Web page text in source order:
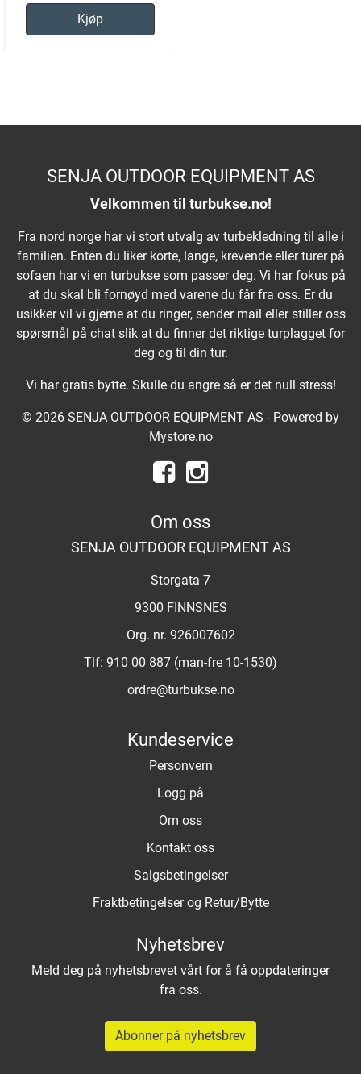
Kjøp
SENJA OUTDOOR EQUIPMENT AS
Velkommen til turbukse.no!
Fra nord norge har vi stort utvalg av turbekledning til alle i
familien. Enten du liker korte, lange, krevende eller turer på
sofaen har vi en turbukse som passer deg. Vi har fokus på
at du skal bli fornøyd med varene du får fra oss. Er du
usikker vil vi gjerne at du ringer, sender mail eller stiller oss
spørsmål på chat slik at du finner det riktige turplagget for
deg og til din tur.
Vi har gratis bytte. Skulle du angre så er det null stress!
© 2026 SENJA OUTDOOR EQUIPMENT AS - Powered by
Mystore.no
Om oss
SENJA OUTDOOR EQUIPMENT AS
Storgata 7
9300 FINNSNES
Org. nr. 926007602
Tlf: 910 00 887 (man-fre 10-1530)
ordre@turbukse.no
Kundeservice
Personvern
Logg på
Om oss
Kontakt oss
Salgsbetingelser
Fraktbetingelser og Retur/Bytte
Nyhetsbrev
Meld deg på nyhetsbrevet vårt for å få oppdateringer
fra oss.
Abonner på nyhetsbrev